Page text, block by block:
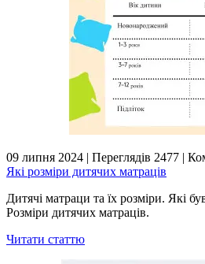
09 липня 2024 | Переглядів 2477 |
Які розміри дитячих матраців
Дитячі матраци та їх розміри. Які
Розміри дитячих матраців.
Читати статтю